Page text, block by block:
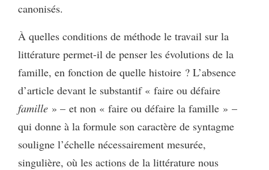
canonisés.
À quelles conditions de méthode le travail sur la
littérature permet-il de penser les évolutions de la
famille, en fonction de quelle histoire ? L’absence
d’article devant le substantif « faire ou défaire
famille » – et non « faire ou défaire la famille » –
qui donne à la formule son caractère de syntagme
souligne l’échelle nécessairement mesurée,
singulière, où les actions de la littérature nous